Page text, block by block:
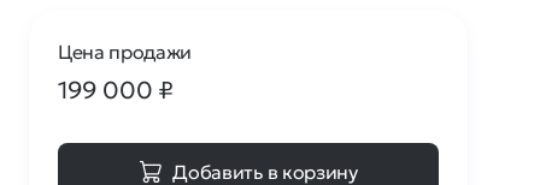
Цена продажи
199 000 ₽
Добавить в корзину